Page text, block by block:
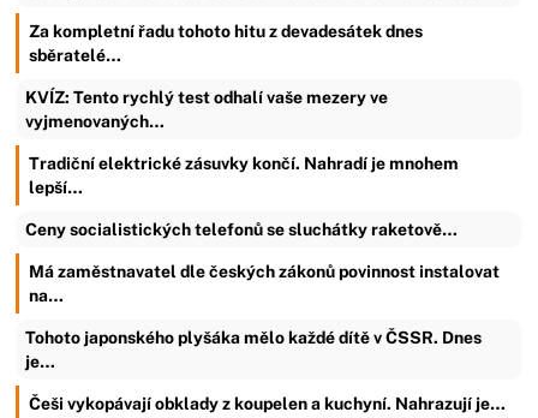
Za kompletní řadu tohoto hitu z devadesátek dnes
sběratelé…
KVÍZ: Tento rychlý test odhalí vaše mezery ve
vyjmenovaných…
Tradiční elektrické zásuvky končí. Nahradí je mnohem
lepší…
Ceny socialistických telefonů se sluchátky raketově…
Má zaměstnavatel dle českých zákonů povinnost instalovat
na…
Tohoto japonského plyšáka mělo každé dítě v ČSSR. Dnes
je…
Češi vykopávají obklady z koupelen a kuchyní. Nahrazují je…